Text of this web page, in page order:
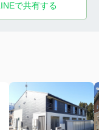
で共有する